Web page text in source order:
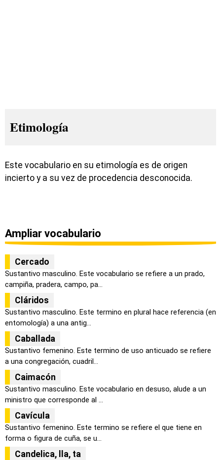
Etimología
Este vocabulario en su etimología es de origen
incierto y a su vez de procedencia desconocida.
Ampliar vocabulario
Cercado
Sustantivo masculino. Este vocabulario se refiere a un prado,
campiña, pradera, campo, pa...
Cláridos
Sustantivo masculino. Este termino en plural hace referencia (en
entomología) a una antig...
Caballada
Sustantivo femenino. Este termino de uso anticuado se refiere
a una congregación, cuadril...
Caimacón
Sustantivo masculino. Este vocabulario en desuso, alude a un
ministro que corresponde al ...
Cavícula
Sustantivo femenino. Este termino se refiere el que tiene en
forma o figura de cuña, se u...
Candelica, lla, ta